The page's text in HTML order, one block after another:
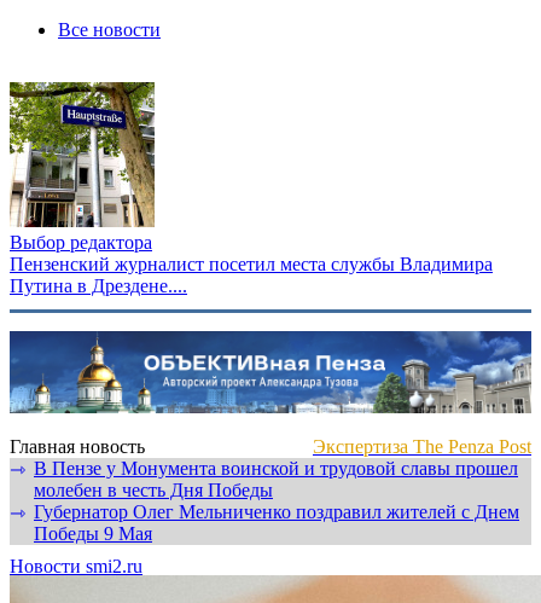
Все новости
Выбор редактора
Пензенский журналист посетил места службы Владимира
Путина в Дрездене....
Главная новость
Экспертиза The Penza Post
⇾ В Пензе у Монумента воинской и трудовой славы прошел
молебен в честь Дня Победы
⇾ Губернатор Олег Мельниченко поздравил жителей с Днем
Победы 9 Мая
Новости smi2.ru